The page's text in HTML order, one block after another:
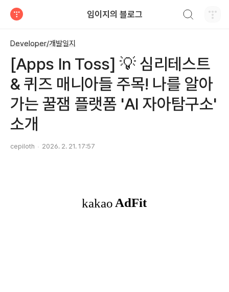
임이지의 블로그
Developer/개발일지
[Apps In Toss] 💡 심리테스트
& 퀴즈 매니아들 주목! 나를 알아
가는 꿀잼 플랫폼 'AI 자아탐구소'
소개
cepiloth 2026. 2. 21. 17:57